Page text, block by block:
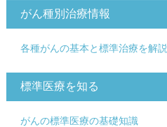
がん種別治療情報
各種がんの基本と標準治療を解説
標準医療を知る
がんの標準医療の基礎知識